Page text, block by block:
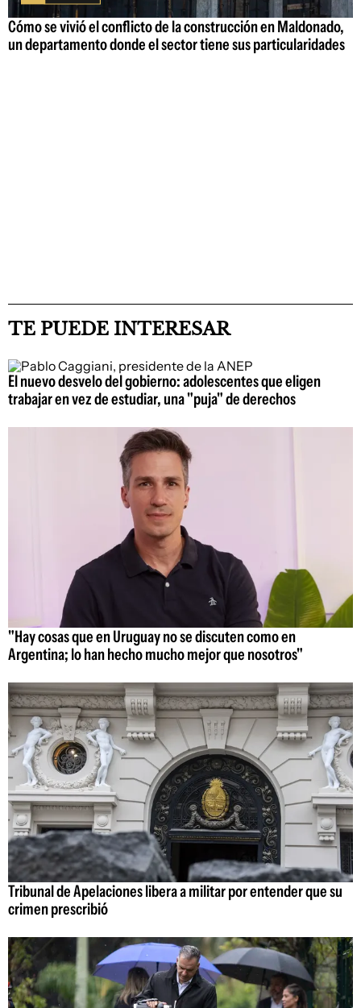
Cómo se vivió el conflicto de la construcción en Maldonado,
un departamento donde el sector tiene sus particularidades
TE PUEDE INTERESAR
El nuevo desvelo del gobierno: adolescentes que eligen
trabajar en vez de estudiar, una "puja" de derechos
"Hay cosas que en Uruguay no se discuten como en
Argentina; lo han hecho mucho mejor que nosotros"
Tribunal de Apelaciones libera a militar por entender que su
crimen prescribió